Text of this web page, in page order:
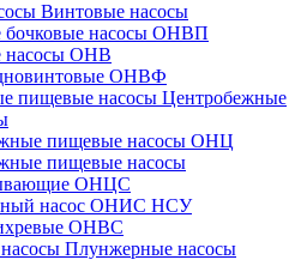
Винтовые насосы
бочковые насосы ОНВП
насосы ОНВ
ОНВФ
Центробежные
пищевые насосы ОНЦ
пищевые насосы
ОНЦС
насос ОНИС НСУ
ОНВС
Плунжерные насосы